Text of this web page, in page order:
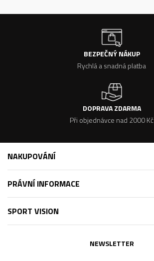
BEZPEČNÝ NÁKUP
Rychlá a snadná platba
DOPRAVA ZDARMA
Při objednávce nad 2000 Kč
NAKUPOVÁNÍ
PRÁVNÍ INFORMACE
SPORT VISION
NEWSLETTER